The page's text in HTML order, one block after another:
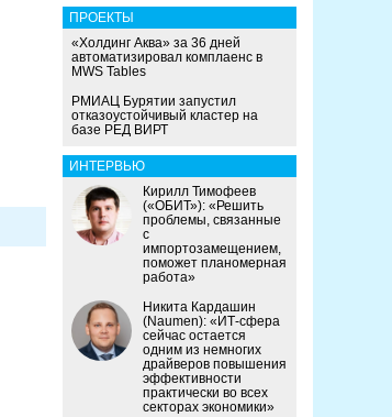
ПРОЕКТЫ
«Холдинг Аква» за 36 дней
автоматизировал комплаенс в
MWS Tables
РМИАЦ Бурятии запустил
отказоустойчивый кластер на
базе РЕД ВИРТ
ИНТЕРВЬЮ
Кирилл Тимофеев
(«ОБИТ»): «Решить
проблемы, связанные
с
импортозамещением,
поможет планомерная
работа»
Никита Кардашин
(Naumen): «ИТ-сфера
сейчас остается
одним из немногих
драйверов повышения
эффективности
практически во всех
секторах экономики»